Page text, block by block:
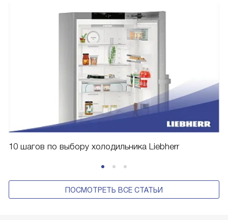
10 шагов по выбору холодильника Liebherr
ПОСМОТРЕТЬ ВСЕ СТАТЬИ